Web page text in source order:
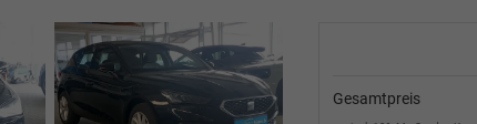
Gesamtpreis